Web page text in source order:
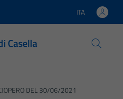
Lingua attiva:
ITA
Casella
DEL 30/06/2021